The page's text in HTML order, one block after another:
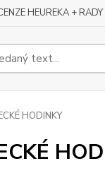
HEUREKA + RADY
HODINKY